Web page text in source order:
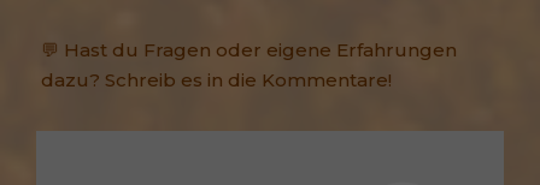
💬 Hast du Fragen oder eigene Erfahrungen
dazu? Schreib es in die Kommentare!